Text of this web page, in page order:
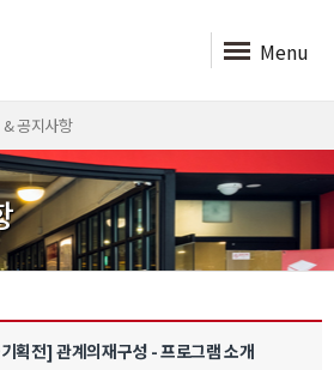
Menu
공지사항
획전] 관계의재구성 - 프로그램 소개